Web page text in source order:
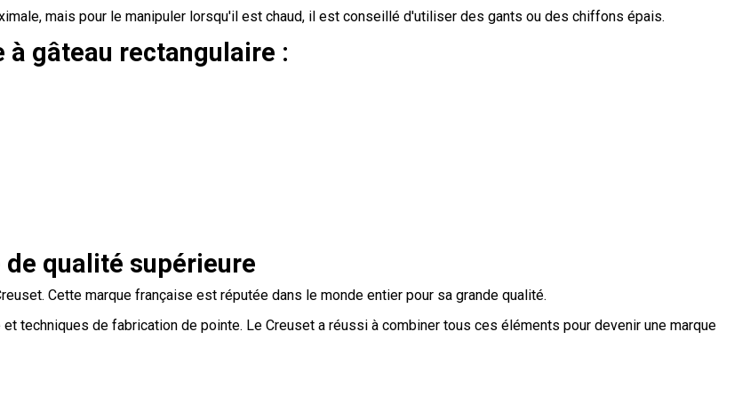
mais pour le manipuler lorsqu'il est chaud, il est conseillé d'utiliser des gants ou des chiffons épais.
gâteau rectangulaire :
qualité supérieure
Cette marque française est réputée dans le monde entier pour sa grande qualité.
techniques de fabrication de pointe. Le Creuset a réussi à combiner tous ces éléments pour devenir une marque